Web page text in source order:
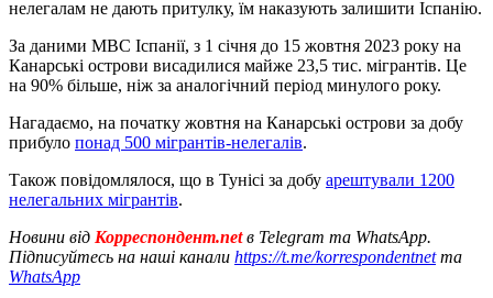
нелегалам не дають притулку, їм наказують залишити Іспанію.
За даними МВС Іспанії, з 1 січня до 15 жовтня 2023 року на
Канарські острови висадилися майже 23,5 тис. мігрантів. Це
на 90% більше, ніж за аналогічний період минулого року.
Нагадаємо, на початку жовтня на Канарські острови за добу
прибуло понад 500 мігрантів-нелегалів.
Також повідомлялося, що в Тунісі за добу арештували 1200
нелегальних мігрантів.
Новини від Корреспондент.netв Telegram та WhatsApp.
Підписуйтесь на наші канали https://t.me/korrespondentnetта
WhatsApp